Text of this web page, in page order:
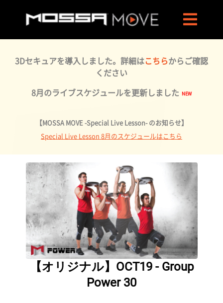
3Dセキュアを導入しました。詳細はこちらからご確認
ください
8月のライブスケジュールを更新しました
【MOSSA MOVE -Special Live Lesson- のお知らせ】
Special Live Lesson 8月のスケジュールはこちら
【オリジナル】OCT19 - Group
Power 30